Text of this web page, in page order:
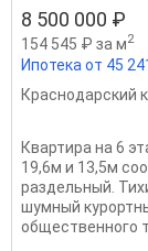
8 500 000 ₽
154 545 ₽ за м2
Ипотека от 45
Краснодарский
Квартира на 6
19,6м и 13,5м
раздельный.
шумный
общественного